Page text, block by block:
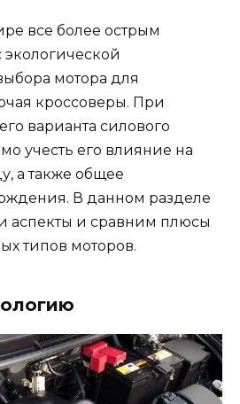
все более острым
экологической
мотора для
кроссоверы. При
варианта силового
учесть его влияние на
а также общее
В данном разделе
аспекты и сравним плюсы
типов моторов.